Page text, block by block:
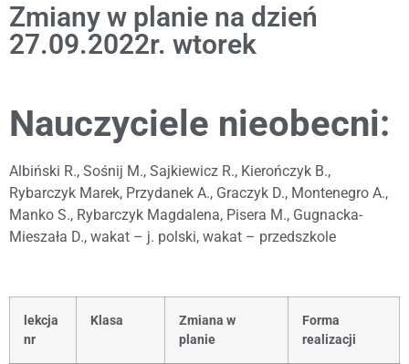
Zmiany w planie na dzień
27.09.2022r. wtorek
Nauczyciele nieobecni:
Albiński R., Sośnij M., Sajkiewicz R., Kierończyk B.,
Rybarczyk Marek, Przydanek A., Graczyk D., Montenegro A.,
Manko S., Rybarczyk Magdalena, Pisera M., Gugnacka-
Mieszała D., wakat – j. polski, wakat – przedszkole
lekcja
nr
Klasa
Zmiana w
planie
Forma
realizacji